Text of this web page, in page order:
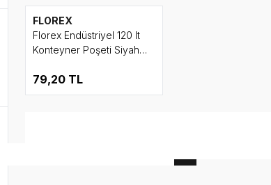
FLOREX
Florex Endüstriyel 120 lt
Konteyner Poşeti Siyah
79,20TL